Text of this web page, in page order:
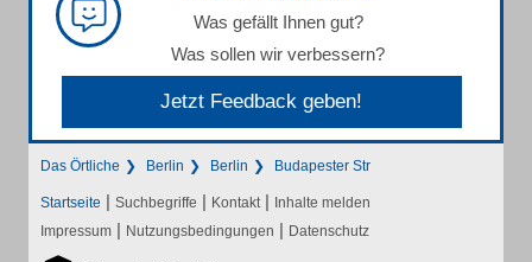
Was gefällt Ihnen gut?
Was sollen wir verbessern?
Jetzt Feedback geben!
Das Örtliche Berlin Berlin Budapester Str
Startseite | Suchbegriffe | Kontakt | Inhalte melden
Impressum | Nutzungsbedingungen | Datenschutz